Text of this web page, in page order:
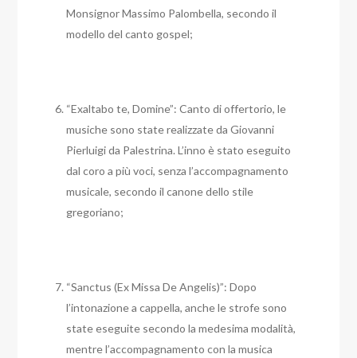
Monsignor Massimo Palombella, secondo il
modello del canto gospel;
“Exaltabo te, Domine”: Canto di offertorio, le
musiche sono state realizzate da Giovanni
Pierluigi da Palestrina. L’inno è stato eseguito
dal coro a più voci, senza l’accompagnamento
musicale, secondo il canone dello stile
gregoriano;
“Sanctus (Ex Missa De Angelis)”: Dopo
l’intonazione a cappella, anche le strofe sono
state eseguite secondo la medesima modalità,
mentre l’accompagnamento con la musica